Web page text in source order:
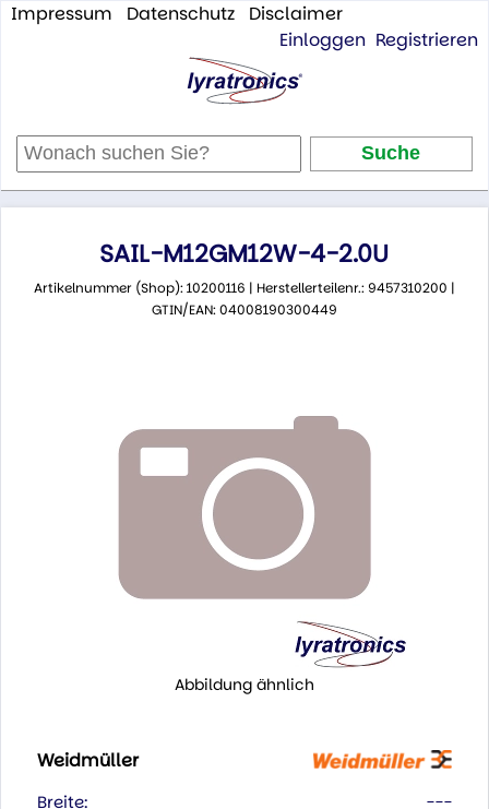
Impressum Datenschutz
Disclaimer
Einloggen Registrieren
SAIL-M12GM12W-4-2.0U
Artikelnummer (Shop): 10200116 | Herstellerteilenr.: 9457310200 |
GTIN/EAN: 04008190300449
Abbildung ähnlich
Weidmüller
Breite:
---